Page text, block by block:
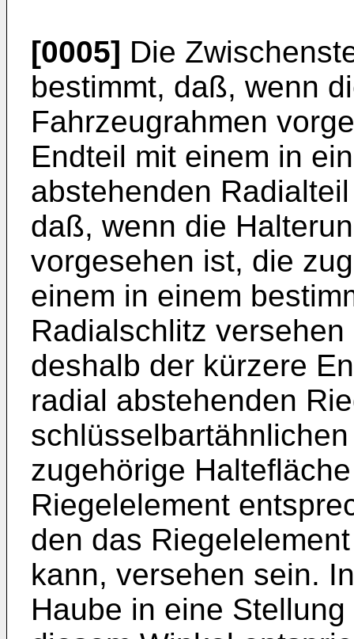
[0005] Die
bestimmt, daß, wenn
Fahrzeugrahmen
Endteil mit einem in
abstehenden
daß, wenn die
vorgesehen ist, die
einem in einem
Radialschlitz
deshalb der kürzere
radial abstehenden
zugehörige
Riegelelement
den das
kann, versehen sein.
Haube in eine